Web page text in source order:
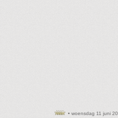
• woensdag 11 juni